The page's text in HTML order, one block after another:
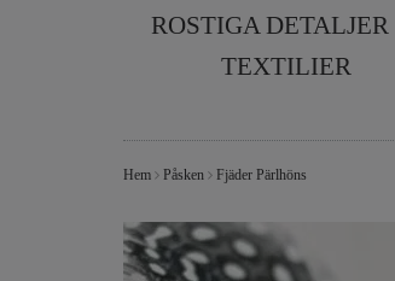
ROSTIGA DETALJER
TEXTILIER
Hem Påsken Fjäder Pärlhöns